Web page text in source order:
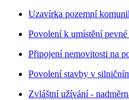
Uzavírka pozemní
Povolení k umístění
Připojení nemovitosti na
Povolení stavby v
Zvláštní užívání -